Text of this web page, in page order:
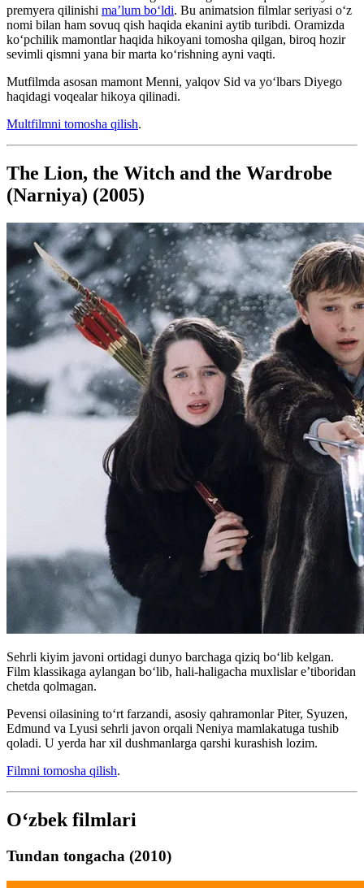
premyera qilinishi ma’lum boʻldi. Bu animatsion filmlar seriyasi oʻz
nomi bilan ham sovuq qish haqida ekanini aytib turibdi. Oramizda
koʻpchilik mamontlar haqida hikoyani tomosha qilgan, biroq hozir
sevimli qismni yana bir marta koʻrishning ayni vaqti.
Mutfilmda asosan mamont Menni, yalqov Sid va yoʻlbars Diyego
haqidagi voqealar hikoya qilinadi.
Multfilmni tomosha qilish.
The Lion, the Witch and the Wardrobe
(Narniya) (2005)
Sehrli kiyim javoni ortidagi dunyo barchaga qiziq boʻlib kelgan.
Film klassikaga aylangan boʻlib, hali-haligacha muxlislar e’tiboridan
chetda qolmagan.
Pevensi oilasining to‘rt farzandi, asosiy qahramonlar Piter, Syuzen,
Edmund va Lyusi sehrli javon orqali Neniya mamlakatuga tushib
qoladi. U yerda har xil dushmanlarga qarshi kurashish lozim.
Filmni tomosha qilish.
Oʻzbek filmlari
Tundan tongacha (2010)